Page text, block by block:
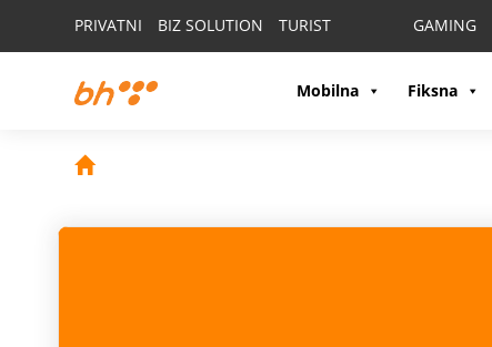
PRIVATNI BIZ SOLUTION TURIST GAMING
Mobilna Fiksna